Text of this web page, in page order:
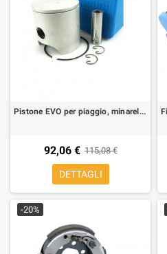
Pistone EVO per piaggio, minarelli SP12 diametro 47,54
92,06 € 115,08 €
DETTAGLI
-20%